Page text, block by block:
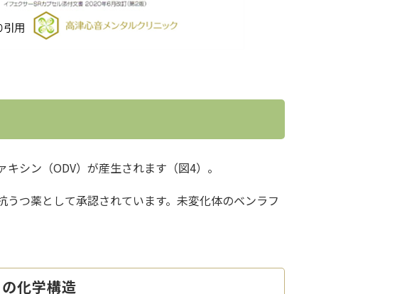
シン（ODV）が産生されます（図4）。
つ薬として承認されています。未変化体のベンラフ
化学構造